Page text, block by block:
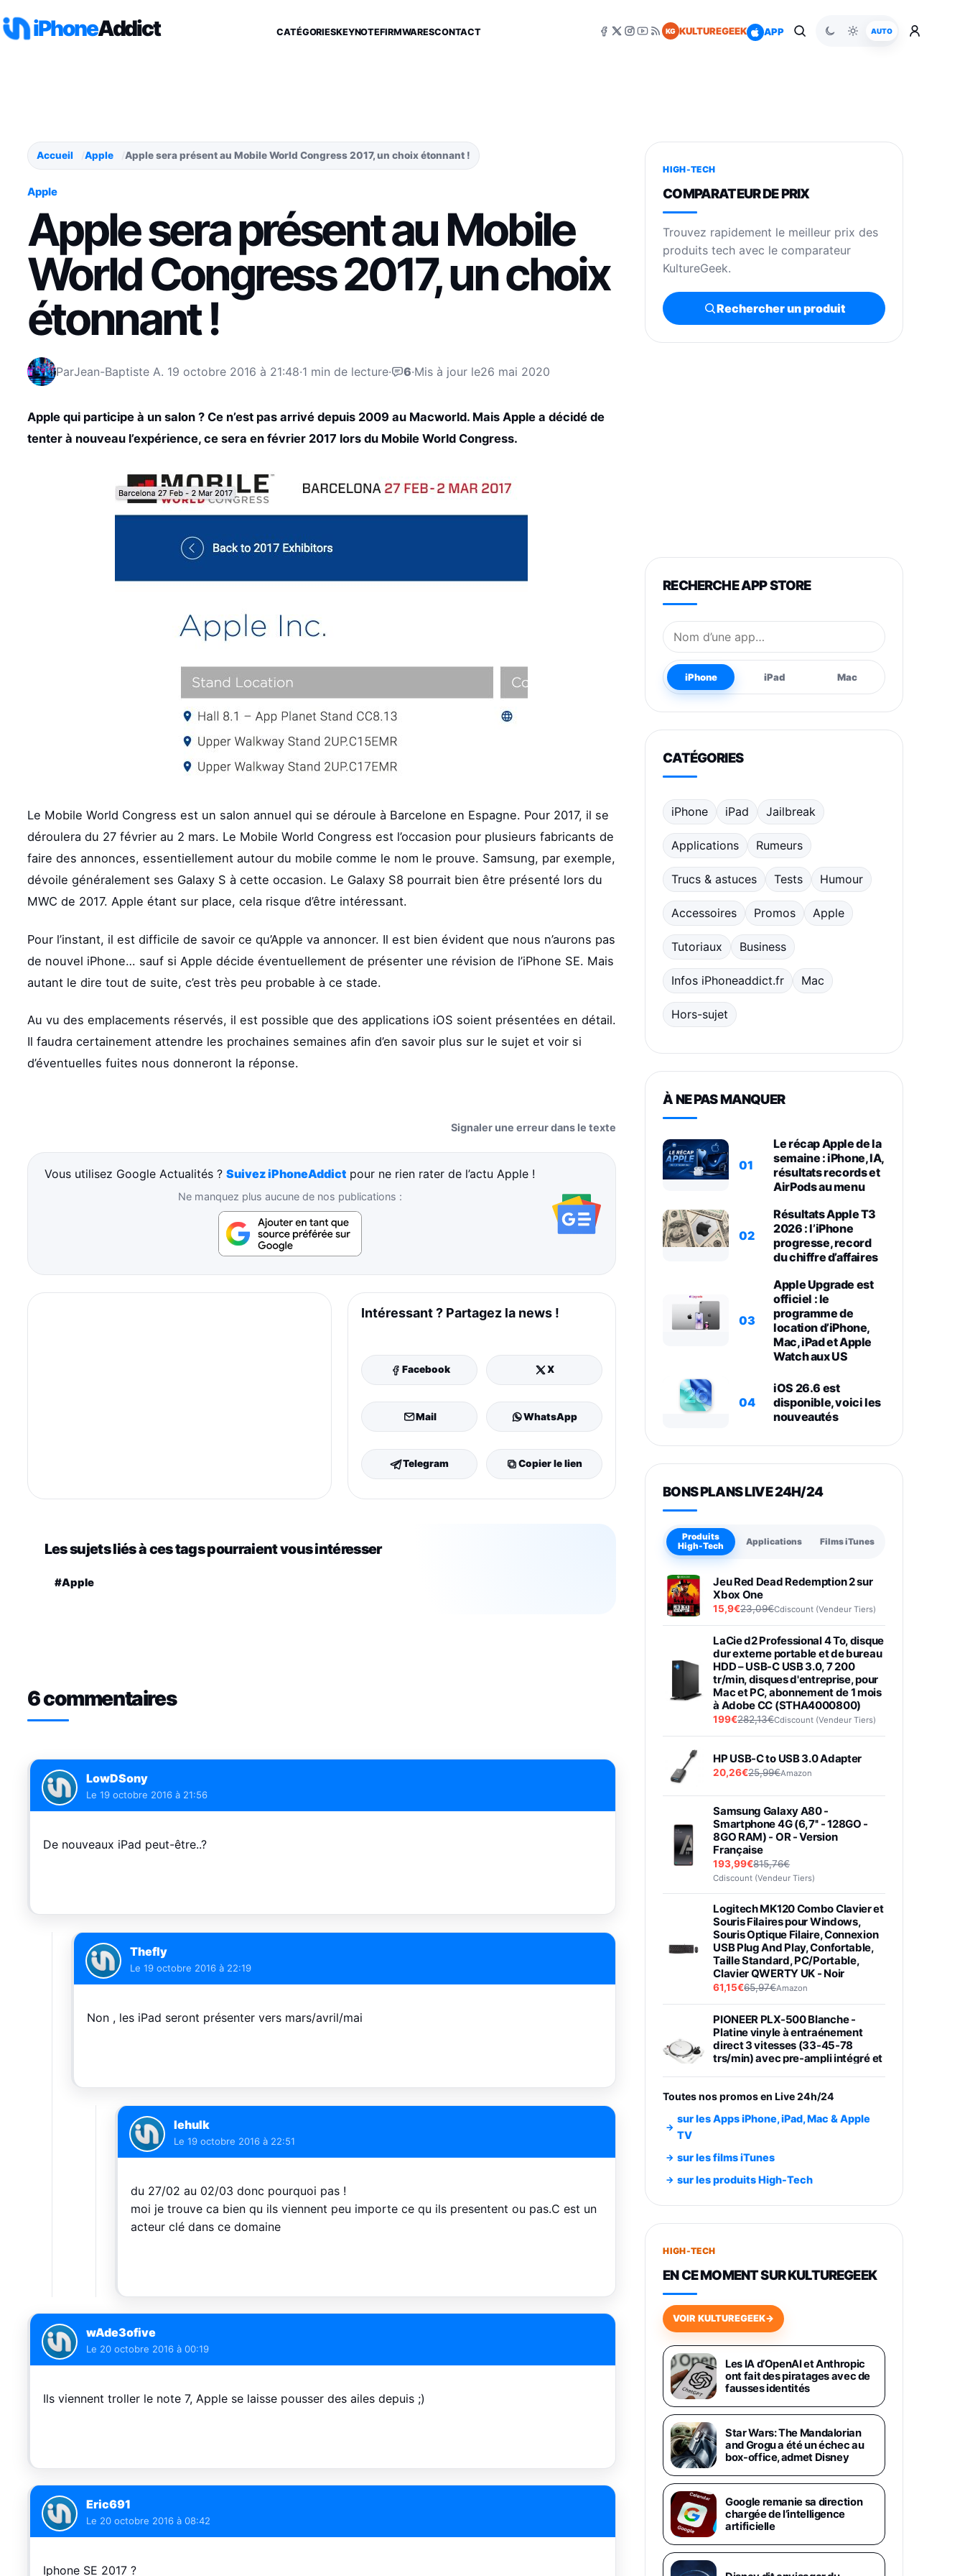
iPhoneAddict CATÉGORIESKEYNOTEFIRMWARESCONTACT KG KULTUREGEEK APP AUTO
Accueil Apple Apple sera présent au Mobile World Congress 2017, un choix étonnant !
Apple
Apple sera présent au Mobile
World Congress 2017, un choix
étonnant !
ParJean-Baptiste A. 19 octobre 2016 à 21:48·1 min de lecture· 6·Mis à jour le26 mai 2020
Apple qui participe à un salon ? Ce n’est pas arrivé depuis 2009 au Macworld. Mais Apple a décidé de
tenter à nouveau l’expérience, ce sera en février 2017 lors du Mobile World Congress.
Le Mobile World Congress est un salon annuel qui se déroule à Barcelone en Espagne. Pour 2017, il se
déroulera du 27 février au 2 mars. Le Mobile World Congress est l’occasion pour plusieurs fabricants de
faire des annonces, essentiellement autour du mobile comme le nom le prouve. Samsung, par exemple,
dévoile généralement ses Galaxy S à cette occasion. Le Galaxy S8 pourrait bien être présenté lors du
MWC de 2017. Apple étant sur place, cela risque d’être intéressant.
Pour l’instant, il est difficile de savoir ce qu’Apple va annoncer. Il est bien évident que nous n’aurons pas
de nouvel iPhone… sauf si Apple décide éventuellement de présenter une révision de l’iPhone SE. Mais
autant le dire tout de suite, c’est très peu probable à ce stade.
Au vu des emplacements réservés, il est possible que des applications iOS soient présentées en détail.
Il faudra certainement attendre les prochaines semaines afin d’en savoir plus sur le sujet et voir si
d’éventuelles fuites nous donneront la réponse.
Signaler une erreur dans le texte
Vous utilisez Google Actualités ?Suivez iPhoneAddict pour ne rien rater de l’actu Apple !
Ne manquez plus aucune de nos publications :
Intéressant ? Partagez la news !
Facebook X
Mail WhatsApp
Telegram Copier le lien
Les sujets liés à ces tags pourraient vous intéresser
#Apple
6 commentaires
LowDSony
Le 19 octobre 2016 à 21:56
De nouveaux iPad peut-être..?
Thefly
Le 19 octobre 2016 à 22:19
Non , les iPad seront présenter vers mars/avril/mai
lehulk
Le 19 octobre 2016 à 22:51
du 27/02 au 02/03 donc pourquoi pas !
moi je trouve ca bien qu ils viennent peu importe ce qu ils presentent ou pas.C est un
acteur clé dans ce domaine
wAde3ofive
Le 20 octobre 2016 à 00:19
Ils viennent troller le note 7, Apple se laisse pousser des ailes depuis ;)
Eric691
Le 20 octobre 2016 à 08:42
Iphone SE 2017 ?
HIGH-TECH
COMPARATEUR DE PRIX
Trouvez rapidement le meilleur prix des
produits tech avec le comparateur
KultureGeek.
Rechercher un produit
RECHERCHE APP STORE
Nom de l’application
iPhone iPad Mac
CATÉGORIES
iPhone iPad Jailbreak
Applications Rumeurs
Trucs & astuces Tests Humour
Accessoires Promos Apple
Tutoriaux Business
Infos iPhoneaddict.fr Mac
Hors-sujet
À NE PAS MANQUER
01
Le récap Apple de la
semaine : iPhone, IA,
résultats records et
AirPods au menu
02
Résultats Apple T3
2026 : l’iPhone
progresse, record
du chiffre d’affaires
03
Apple Upgrade est
officiel : le
programme de
location d’iPhone,
Mac, iPad et Apple
Watch aux US
04
iOS 26.6 est
disponible, voici les
nouveautés
BONS PLANS LIVE 24H/24
Produits
High-Tech
Applications Films iTunes
Jeu Red Dead Redemption 2 sur
Xbox One
15,9€23,09€Cdiscount (Vendeur Tiers)
LaCie d2 Professional 4 To, disque
dur externe portable et de bureau
HDD – USB-C USB 3.0, 7 200
tr/min, disques d'entreprise, pour
Mac et PC, abonnement de 1 mois
à Adobe CC (STHA4000800)
199€282,13€Cdiscount (Vendeur Tiers)
HP USB-C to USB 3.0 Adapter
20,26€25,99€Amazon
Samsung Galaxy A80 -
Smartphone 4G (6,7'' - 128GO -
8GO RAM) - OR - Version
Française
193,99€815,76€
Cdiscount (Vendeur Tiers)
Logitech MK120 Combo Clavier et
Souris Filaires pour Windows,
Souris Optique Filaire, Connexion
USB Plug And Play, Confortable,
Taille Standard, PC/Portable,
Clavier QWERTY UK - Noir
61,15€65,97€Amazon
PIONEER PLX-500 Blanche -
Platine vinyle à entraénement
direct 3 vitesses (33-45-78
trs/min) avec pre-ampli intégré et
Smartphone SAMSUNG Galaxy
Smartphone SAMSUNG Galaxy
S26+ Violet 256Go
749,99€1240,43€Fnac (Vendeur Tiers)
648,63€
Smartphone Android 5G avec
Galaxy AI, 512 Go, Chargeur
Secteur Rapide 25W Inclus,
Smartphone déverrouillé, Noir,
Version FR
1019€1399€Fnac (Vendeur Tiers)
Galaxy S26 Ultra 512 Go Bleu
1019€ 1399€ Fnac (Vendeur Tiers)
Galaxy S26 Ultra 256 Go Violet
892€1199€
Philips SHK2000BL - Casque
Enfant - Bleu & Répartiteur Audio
5 Casques, Blanc
24,94€
Toutes nos promos en Live 24h/24
sur les Apps iPhone, iPad, Mac & Apple
TV
sur les films iTunes
sur les produits High-Tech
HIGH-TECH
EN CE MOMENT SUR KULTUREGEEK
VOIR KULTUREGEEK→
Les IA d’OpenAI et Anthropic
ont fait des piratages avec de
fausses identités
Star Wars: The Mandalorian
and Grogu a été un échec au
box-office, admet Disney
Google remanie sa direction
chargée de l’intelligence
artificielle